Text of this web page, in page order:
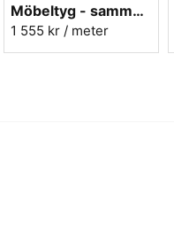
Möbeltyg - sammet blå - Noblesse nr.2
1 555 kr / meter